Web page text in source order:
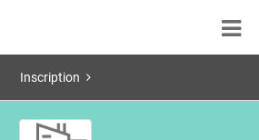
Inscription